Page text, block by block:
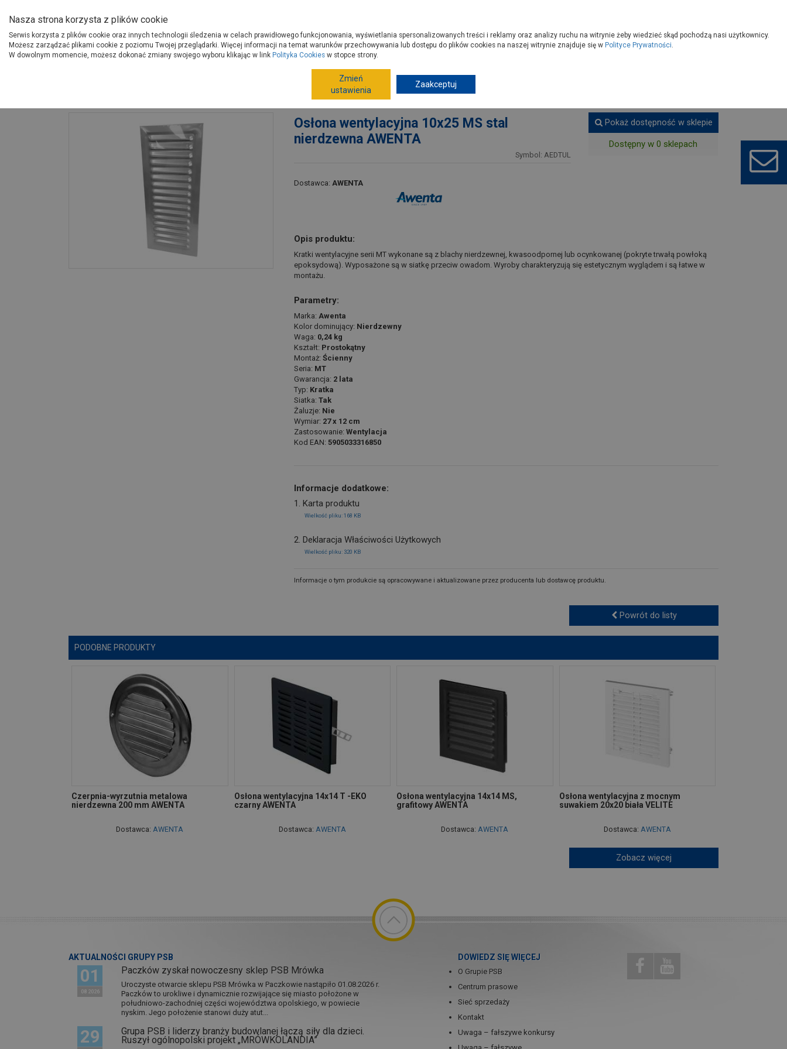
Produkty
O Grupie PSB
Gdzie kupisz Porady
Systemy wentylacyjne Kratki wentylacyjne
Osłona wentylacyjna 10x25 MS stal nierdzewna AWENTA
Osłona wentylacyjna 10x25 MS stal
nierdzewna AWENTA
Symbol: AEDTUL
Dostawca: AWENTA
Pokaż dostępność w sklepie
Dostępny w 0 sklepach
Opis produktu:
Kratki wentylacyjne serii MT wykonane są z blachy nierdzewnej, kwasoodpornej lub ocynkowanej (pokryte trwałą powłoką
epoksydową). Wyposażone są w siatkę przeciw owadom. Wyroby charakteryzują się estetycznym wyglądem i są łatwe w
montażu.
Parametry:
Marka: Awenta
Kolor dominujący: Nierdzewny
Waga: 0,24 kg
Kształt: Prostokątny
Montaż: Ścienny
Seria: MT
Gwarancja: 2 lata
Typ: Kratka
Siatka: Tak
Żaluzje: Nie
Wymiar: 27 x 12 cm
Zastosowanie: Wentylacja
Kod EAN: 5905033316850
Informacje dodatkowe:
1. Karta produktu
Wielkość pliku: 168 KB
2. Deklaracja Właściwości Użytkowych
Wielkość pliku: 320 KB
Informacje o tym produkcie są opracowywane i aktualizowane przez producenta lub dostawcę produktu.
Powrót do listy
PODOBNE PRODUKTY
Czerpnia-wyrzutnia metalowa
nierdzewna 200 mm AWENTA
Dostawca:AWENTA
Osłona wentylacyjna 14x14 T -EKO
czarny AWENTA
Dostawca: AWENTA
Osłona wentylacyjna 14x14 MS,
grafitowy AWENTA
Dostawca:AWENTA
Osłona wentylacyjna z mocnym
suwakiem 20x20 biała VELITE
Dostawca: AWENTA
Zobacz więcej
AKTUALNOŚCI GRUPY PSB
01
08 2026
Paczków zyskał nowoczesny sklep PSB Mrówka
Uroczyste otwarcie sklepu PSB Mrówka w Paczkowie nastąpiło 01.08.2026 r.
Paczków to urokliwe i dynamicznie rozwijające się miasto położone w
południowo-zachodniej części województwa opolskiego, w powiecie
nyskim. Jego położenie stanowi duży atut...
29 Grupa PSB i liderzy branży budowlanej łączą siły dla dzieci.
Ruszył ogólnopolski projekt „MRÓWKOLANDIA”
DOWIEDZ SIĘ WIĘCEJ
O Grupie PSB
Centrum prasowe
Sieć sprzedaży
Kontakt
Uwaga – fałszywe konkursy
Nasza strona korzysta z plików cookie
Serwis korzysta z plików cookie oraz innych technologii śledzenia w celach prawidłowego funkcjonowania, wyświetlania spersonalizowanych treści i reklamy oraz analizy ruchu na witrynie żeby wiedzieć skąd pochodzą nasi użytkownicy.
Możesz zarządzać plikami cookie z poziomu Twojej przeglądarki. Więcej informacji na temat warunków przechowywania lub dostępu do plików cookies na naszej witrynie znajduje się w Polityce Prywatności.
W dowolnym momencie, możesz dokonać zmiany swojego wyboru klikając w link Polityka Cookies w stopce strony.
Zmień
ustawienia
Zaakceptuj